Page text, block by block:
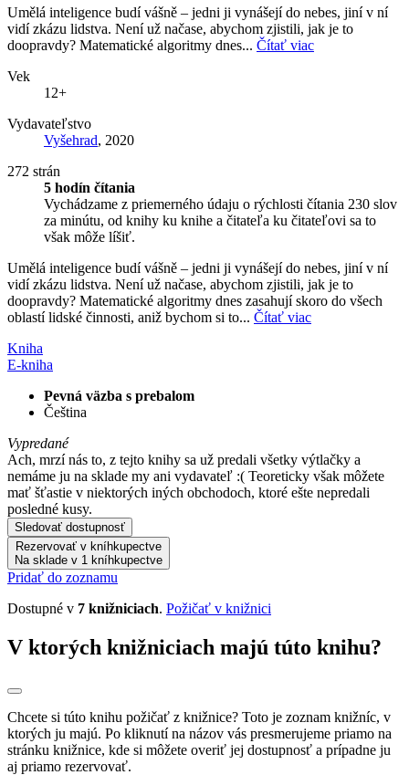
Umělá inteligence budí vášně – jedni ji vynášejí do nebes, jiní v ní
vidí zkázu lidstva. Není už načase, abychom zjistili, jak je to
doopravdy? Matematické algoritmy dnes... Čítať viac
Vek
12+
Vydavateľstvo
Vyšehrad, 2020
272 strán
5 hodín čítania
Vychádzame z priemerného údaju o rýchlosti čítania 230 slov
za minútu, od knihy ku knihe a čitateľa ku čitateľovi sa to
však môže líšiť.
Umělá inteligence budí vášně – jedni ji vynášejí do nebes, jiní v ní
vidí zkázu lidstva. Není už načase, abychom zjistili, jak je to
doopravdy? Matematické algoritmy dnes zasahují skoro do všech
oblastí lidské činnosti, aniž bychom si to... Čítať viac
Kniha
E-kniha
Pevná väzba s prebalom
Čeština
Vypredané
Ach, mrzí nás to, z tejto knihy sa už predali všetky výtlačky a
nemáme ju na sklade my ani vydavateľ :( Teoreticky však môžete
mať šťastie v niektorých iných obchodoch, ktoré ešte nepredali
posledné kusy.
Sledovať dostupnosť
Rezervovať v kníhkupectve
Na sklade v 1 kníhkupectve
Pridať do zoznamu
Dostupné v 7 knižniciach. Požičať v knižnici
V ktorých knižniciach majú túto knihu?
Chcete si túto knihu požičať z knižnice? Toto je zoznam knižníc, v
ktorých ju majú. Po kliknutí na názov vás presmerujeme priamo na
stránku knižnice, kde si môžete overiť jej dostupnosť a prípadne ju
aj priamo rezervovať.